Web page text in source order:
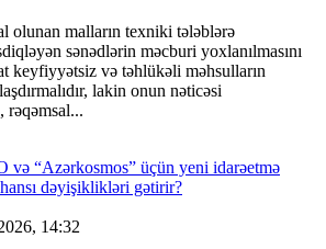
olunan malların texniki tələblərə
sənədlərin məcburi yoxlanılmasını
keyfiyyətsiz və təhlükəli məhsulların
lakin onun nəticəsi
rəqəmsal...
14:32